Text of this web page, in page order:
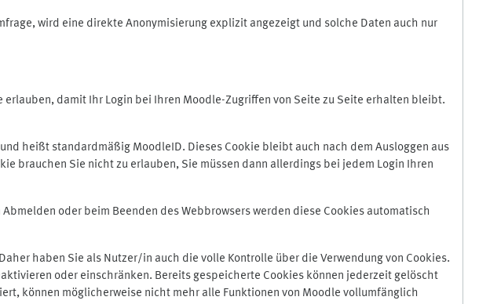
wird eine direkte Anonymisierung explizit angezeigt und solche Daten auch nur
damit Ihr Login bei Ihren Moodle-Zugriffen von Seite zu Seite erhalten bleibt.
heißt standardmäßig MoodleID. Dieses Cookie bleibt auch nach dem Ausloggen aus
brauchen Sie nicht zu erlauben, Sie müssen dann allerdings bei jedem Login Ihren
oder beim Beenden des Webbrowsers werden diese Cookies automatisch
haben Sie als Nutzer/in auch die volle Kontrolle über die Verwendung von Cookies.
oder einschränken. Bereits gespeicherte Cookies können jederzeit gelöscht
können möglicherweise nicht mehr alle Funktionen von Moodle vollumfänglich